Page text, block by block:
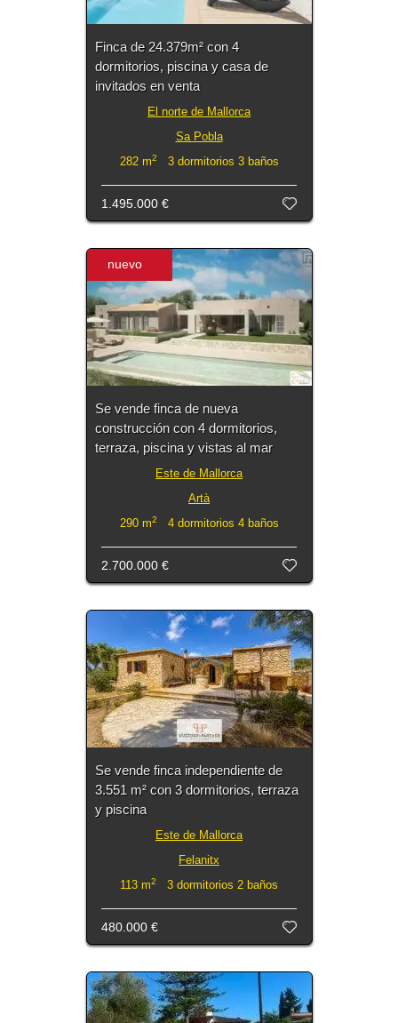
Finca de 24.379m² con 4
dormitorios, piscina y casa de
invitados en venta
El norte de Mallorca
Sa Pobla
282 m2 3 dormitorios 3 baños
1.495.000 €
nuevo
Se vende finca de nueva
construcción con 4 dormitorios,
terraza, piscina y vistas al mar
Este de Mallorca
Artà
290 m2 4 dormitorios 4 baños
2.700.000 €
Se vende finca independiente de
3.551 m² con 3 dormitorios, terraza
y piscina
Este de Mallorca
Felanitx
113 m2 3 dormitorios 2 baños
480.000 €